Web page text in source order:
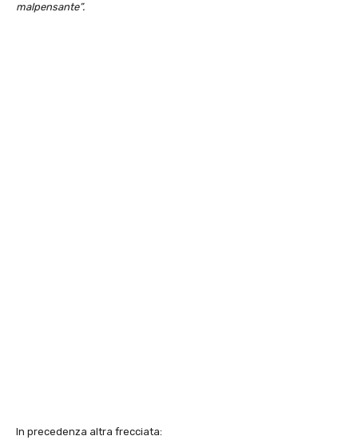
malpensante”.
In precedenza altra frecciata: